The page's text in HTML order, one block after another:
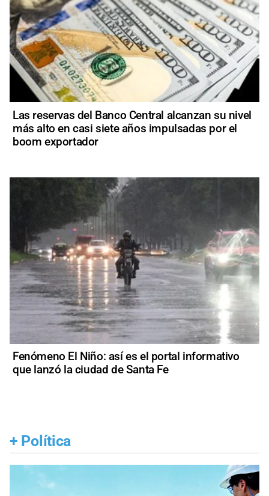
Las reservas del Banco Central alcanzan su nivel
más alto en casi siete años impulsadas por el
boom exportador
Fenómeno El Niño: así es el portal informativo
que lanzó la ciudad de Santa Fe
+ Política